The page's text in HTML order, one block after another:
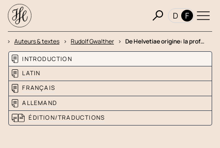
D F
Auteurs & textes Rudolf Gwalther De Helvetiae origine: la prof…
INTRODUCTION
LATIN
FRANÇAIS
ALLEMAND
ÉDITION/TRADUCTIONS